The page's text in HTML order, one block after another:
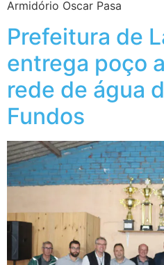
Armidório Oscar Pasa
Prefeitura de
entrega poço
rede de água
Fundos